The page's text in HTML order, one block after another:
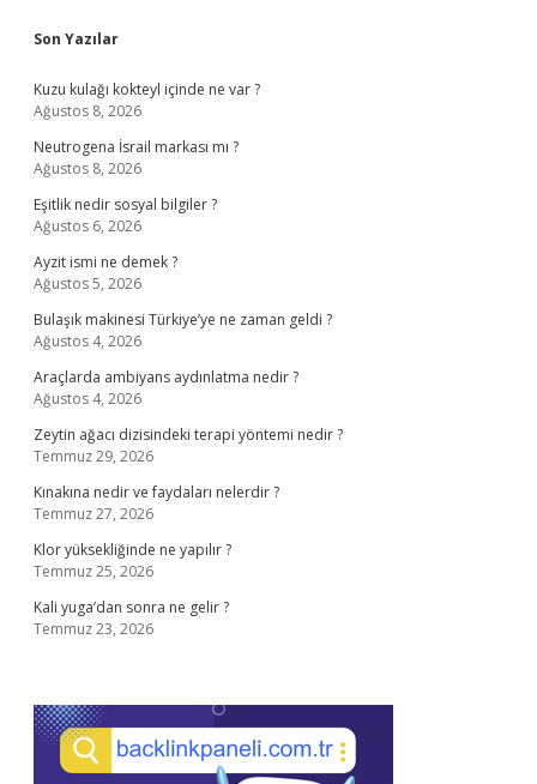
Sidebar
Son Yazılar
Kuzu kulağı kokteyl içinde ne var ?
Ağustos 8, 2026
Neutrogena İsrail markası mı ?
Ağustos 8, 2026
Eşitlik nedir sosyal bilgiler ?
Ağustos 6, 2026
Ayzit ismi ne demek ?
Ağustos 5, 2026
Bulaşık makinesi Türkiye’ye ne zaman geldi ?
Ağustos 4, 2026
Araçlarda ambiyans aydınlatma nedir ?
Ağustos 4, 2026
Zeytin ağacı dizisindeki terapi yöntemi nedir ?
Temmuz 29, 2026
Kınakına nedir ve faydaları nelerdir ?
Temmuz 27, 2026
Klor yüksekliğinde ne yapılır ?
Temmuz 25, 2026
Kali yuga’dan sonra ne gelir ?
Temmuz 23, 2026